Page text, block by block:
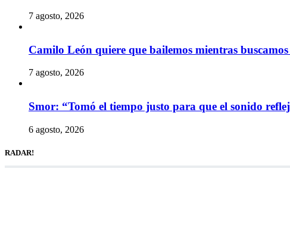
7 agosto, 2026
Camilo León quiere que bailemos mientras
7 agosto, 2026
Smor: “Tomó el tiempo justo para que el sonido
6 agosto, 2026
RADAR!